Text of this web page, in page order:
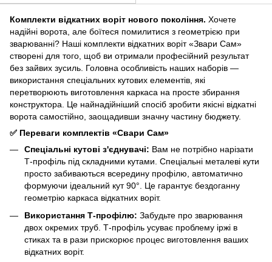
Комплекти відкатних воріт нового покоління. Хочете
надійні ворота, але боїтеся помилитися з геометрією при
зварюванні? Наші комплекти відкатних воріт «Звари Сам»
створені для того, щоб ви отримали професійний результат
без зайвих зусиль. Головна особливість наших наборів —
використання спеціальних кутових елементів, які
перетворюють виготовлення каркаса на просте збирання
конструктора. Це найнадійніший спосіб зробити якісні відкатні
ворота самостійно, заощадивши значну частину бюджету.
✅ Переваги комплектів «Свари Сам»
Спеціальні кутові з'єднувачі: Вам не потрібно нарізати
Т-профіль під складними кутами. Спеціальні металеві кути
просто забиваються всередину профілю, автоматично
формуючи ідеальний кут 90°. Це гарантує бездоганну
геометрію каркаса відкатних воріт.
Використання Т-профілю: Забудьте про зварювання
двох окремих труб. Т-профіль усуває проблему іржі в
стиках та в рази прискорює процес виготовлення ваших
відкатних воріт.